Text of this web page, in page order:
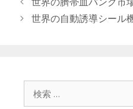
ー
稿
世界の自動誘導シール